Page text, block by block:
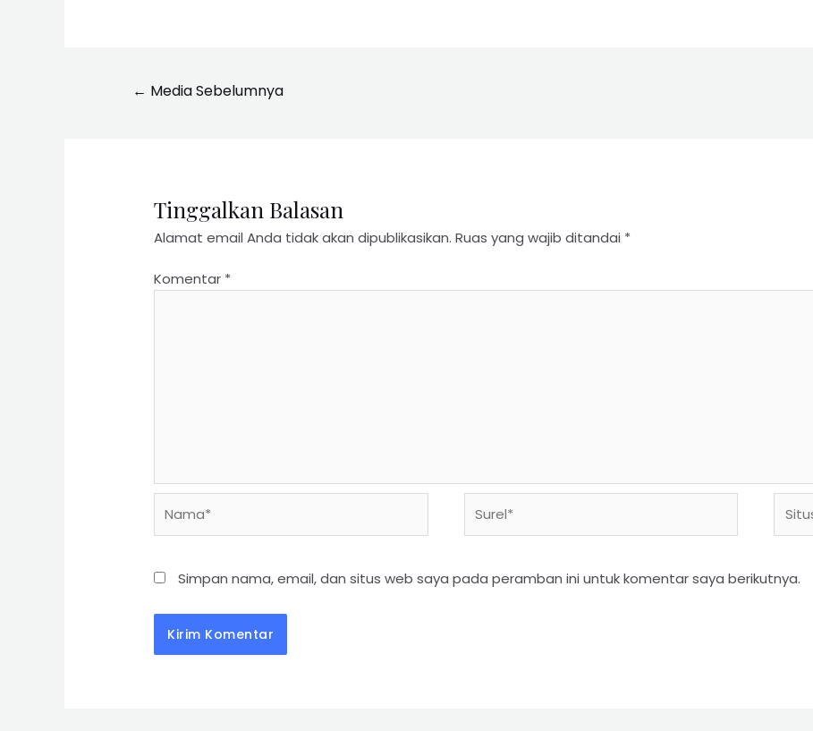
← Media Sebelumnya
Tinggalkan Balasan
Alamat email Anda tidak akan dipublikasikan. Ruas yang wajib ditandai *
Komentar *
Simpan nama, email, dan situs web saya pada peramban ini untuk komentar saya berikutnya.